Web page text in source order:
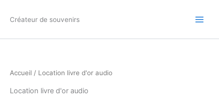
Créateur de souvenirs
Accueil / Location livre d'or audio
Location livre d'or audio